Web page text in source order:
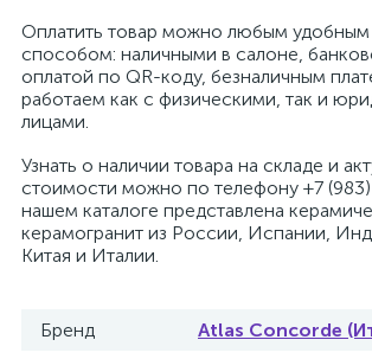
Оплатить товар можно любым удобным
способом: наличными в салоне,
оплатой по QR-коду, безналичным
работаем как с физическими, так и
лицами.
Узнать о наличии товара на складе и
стоимости можно по телефону +7
нашем каталоге представлена
керамогранит из России, Испании,
Китая и Италии.
Бренд Atlas Concorde